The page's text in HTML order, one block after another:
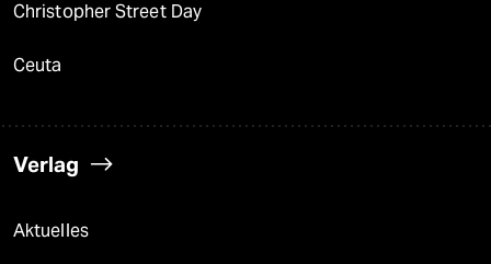
Christopher Street Day
Ceuta
Verlag
Aktuelles